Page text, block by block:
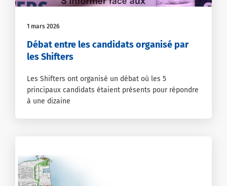
1 mars 2026
Débat entre les candidats organisé par
les Shifters
Les Shifters ont organisé un débat où les 5
principaux candidats étaient présents pour répondre
à une dizaine